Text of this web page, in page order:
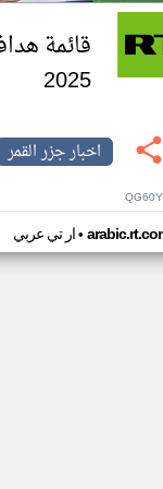
قائمة
2025
اخبار جزر القمر
ار تي عربي•